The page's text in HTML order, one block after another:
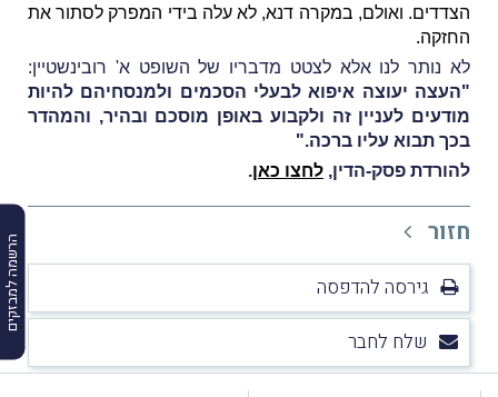
הרשמה למבזקים
הצדדים. ואולם, במקרה דנא, לא עלה בידי המפרק לסתור את
החזקה.
לא נותר לנו אלא לצטט מדבריו של השופט א' רובינשטיין:
"העצה יעוצה איפוא לבעלי הסכמים ולמנסחיהם להיות
מודעים לעניין זה ולקבוע באופן מוסכם ובהיר, והמהדר
בכך תבוא עליו ברכה."
להורדת פסק-הדין, לחצו כאן.
חזור
גירסה להדפסה
שלח לחבר